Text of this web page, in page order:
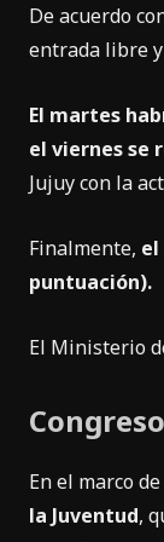
De acuerdo
entrada libre
El martes
el viernes se
Jujuy con la
Finalmente, el
puntuación).
El Ministerio
En el marco
la Juventud,